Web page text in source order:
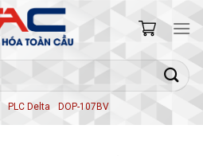
PLC Delta DOP-107BV